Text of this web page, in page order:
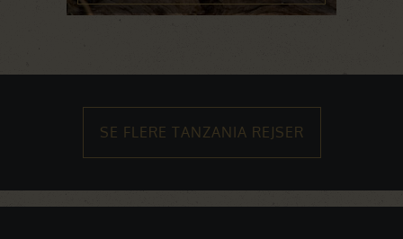
SE FLERE TANZANIA REJSER